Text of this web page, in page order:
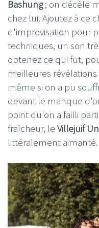
Bashung; on décèle
chez lui. Ajoutez à ce
d'improvisation pour
techniques, un son
obtenez ce qui fut,
meilleures révélations
même si on a pu
devant le manque
point qu'on a failli
fraîcheur, le Villejuif
littéralement aimanté.